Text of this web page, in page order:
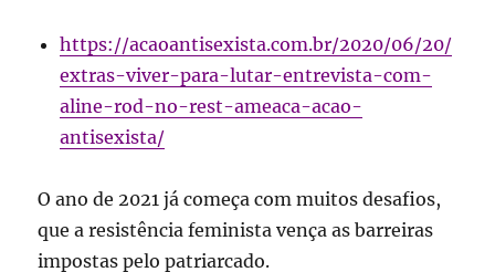
https://acaoantisexista.com.br/2020/06/20/
extras-viver-para-lutar-entrevista-com-
aline-rod-no-rest-ameaca-acao-
antisexista/
O ano de 2021 já começa com muitos desafios,
que a resistência feminista vença as barreiras
impostas pelo patriarcado.